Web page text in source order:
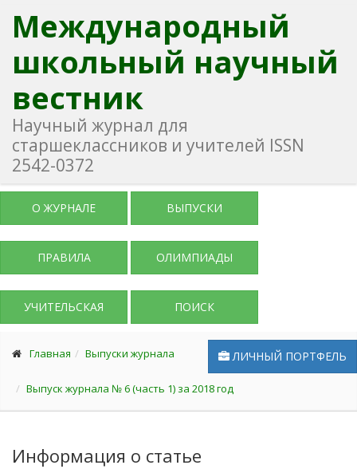
Международный
школьный научный
вестник
Научный журнал для
старшеклассников и учителей ISSN
2542-0372
О ЖУРНАЛЕ ВЫПУСКИ
ПРАВИЛА ОЛИМПИАДЫ
УЧИТЕЛЬСКАЯ ПОИСК
ЛИЧНЫЙ ПОРТФЕЛЬ
Главная Выпуски журнала
Выпуск журнала № 6 (часть 1) за 2018 год
Информация о статье